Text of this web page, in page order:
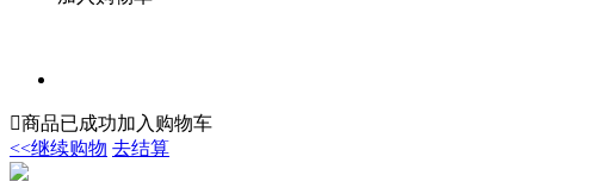
商品已成功加入购物车
<<继续购物 去结算